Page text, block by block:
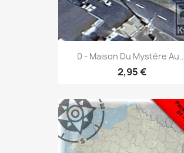
0 - Maison Du Mystère
2,95 €